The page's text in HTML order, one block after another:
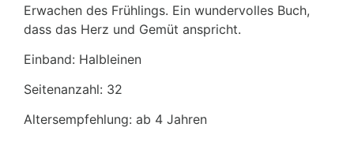
Erwachen des Frühlings. Ein wundervolles Buch,
dass das Herz und Gemüt anspricht.
Einband: Halbleinen
Seitenanzahl: 32
Altersempfehlung: ab 4 Jahren